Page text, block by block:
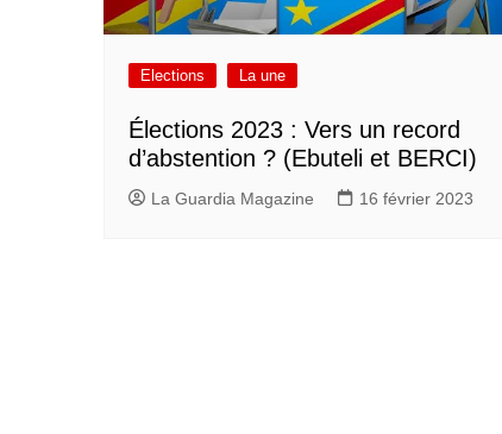
Elections La une
Élections 2023 : Vers un record
d’abstention ? (Ebuteli et BERCI)
La Guardia Magazine 16 février 2023